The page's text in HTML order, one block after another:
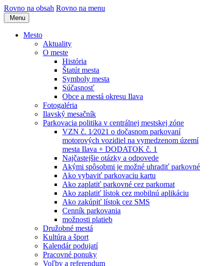
Rovno na obsah Rovno na menu
Menu
Mesto
Aktuality
O meste
História
Štatút mesta
Symboly mesta
Súčasnosť
Obce a mestá okresu Ilava
Fotogaléria
Ilavský mesačník
Parkovacia politika v centrálnej mestskej zóne
VZN č. 1⁄2021 o dočasnom parkovaní
motorových vozidiel na vymedzenom území
mesta Ilava + DODATOK č. 1
Najčastejšie otázky a odpovede
Akými spôsobmi je možné uhradiť parkovné
Ako vybaviť parkovaciu kartu
Ako zaplatiť parkovné cez parkomat
Ako zaplatiť lístok cez mobilnú aplikáciu
Ako zakúpiť lístok cez SMS
Cenník parkovania
možnosti platieb
Družobné mestá
Kultúra a šport
Kalendár podujatí
Pracovné ponuky
Voľby a referendum